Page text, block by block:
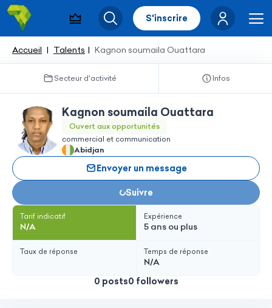
Pack visibilitéRechercherS'inscrire
Accueil Talents Kagnon soumaila Ouattara
Secteur d'activité Infos
Kagnon soumaila Ouattara
Ouvert aux opportunités
commercial et communication
Abidjan
Envoyer un message
Chargement...
Suivre
Tarif indicatif
N/A
Expérience
5 ans ou plus
Taux de réponse Temps de réponse
N/A
0 posts0 followers